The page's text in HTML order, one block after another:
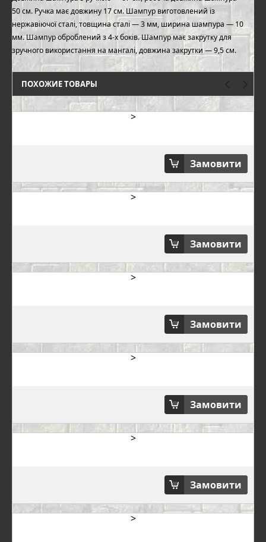
50 см. Ручка має довжину 17 см. Шампур виготовлений із
нержавіючої сталі, товщина сталі — 3 мм, ширина шампура — 10
мм. Шампур оброблений з 4-х боків. Шампур має закрутку для
зручного використання на мангалі, довжина закрутки — 9,5 см.
ПОХОЖИЕ ТОВАРЫ
>
Замовити
>
Замовити
>
Замовити
>
Замовити
>
Замовити
>